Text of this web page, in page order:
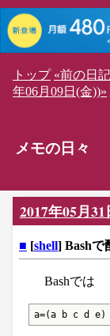
トップ «前の日
年06月09日(金))»
メモの日々
2017年05月
■ [shell] Bashで
Bashでは
a=(a b c d e)